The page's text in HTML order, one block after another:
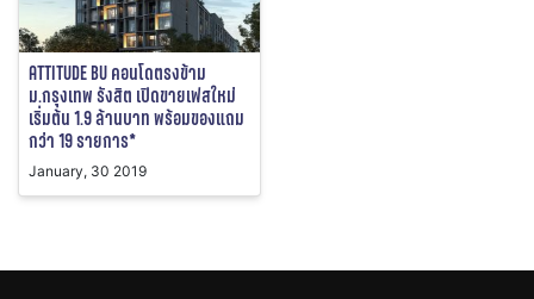
ATTITUDE BU คอนโดตรงข้าม
ม.กรุงเทพ รังสิต เปิดขายเฟสใหม่
เริ่มต้น 1.9 ล้านบาท พร้อมของแถม
กว่า 19 รายการ*
January, 30 2019